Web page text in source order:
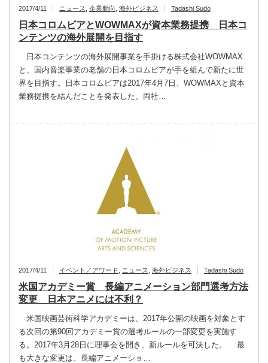
2017/4/11 ニュース 企業動向 海外ビジネス Tadashi Sudo
日本コロムビアとWOWMAXが資本業務提携 日本コ
ンテンツの海外展開を目指す
日本コンテンツの海外展開事業を手掛ける株式会社WOWMAX
と、国内音楽事業の老舗の日本コロムビアが手を組んで新たに世
界を目指す。日本コロムビアは2017年4月7日、WOWMAXと資本
業務提携を結んだことを発表した。両社…
2017/4/11 イベント／アワード ニュース 海外ビジネス Tadashi Sudo
米国アカデミー賞 長編アニメーション部門選考方法
変更 日本アニメには不利？
米国映画芸術科学アカデミーは、2017年公開の映画を対象とす
る次回の第90回アカデミー賞の選考ルールの一部変更を実施す
る。2017年3月28日に理事会を開き、新ルールを可決した。 最
も大きな変更は、長編アニメーショ…